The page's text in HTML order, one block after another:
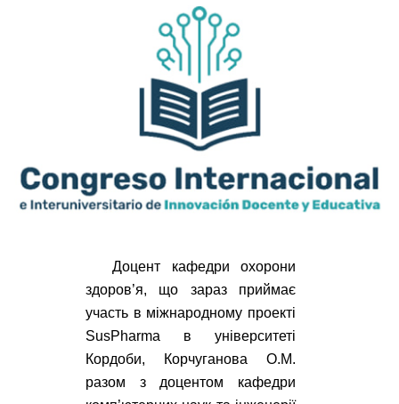
Доцент кафедри охорони
здоров’я, що зараз приймає
участь в міжнародному проекті
SusPharma в університеті
Кордоби, Корчуганова О.М.
разом з доцентом кафедри